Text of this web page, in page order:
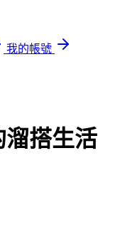
我的帳號
溜搭生活